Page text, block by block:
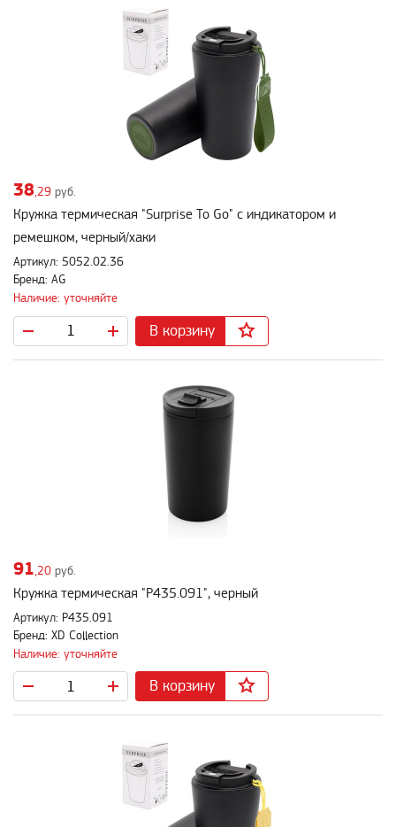
38,29 руб.
Кружка термическая "Surprise To Go" с индикатором и
ремешком, черный/хаки
Артикул: 5052.02.36
Бренд: AG
Наличие: уточняйте
В корзину
91 ,20 руб.
Кружка термическая "P435.091", черный
Артикул: P435.091
Бренд: XD Collection
Наличие: уточняйте
В корзину